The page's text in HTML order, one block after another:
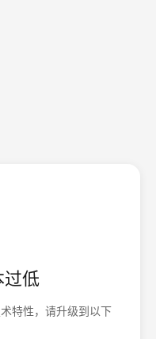
过低
特性，请升级到以下